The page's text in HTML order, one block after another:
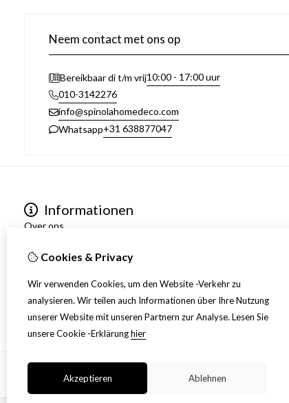
Neem contact met ons op
Bereikbaar di t/m vrij10:00 - 17:00 uur
010-3142276
info@spinolahomedeco.com
Whatsapp+31 638877047
Informationen
Over ons
Verzending
Retourneren
Cookies & Privacy
Wir verwenden Cookies, um den Website -Verkehr zu
analysieren. Wir teilen auch Informationen über Ihre Nutzung
unserer Website mit unseren Partnern zur Analyse. Lesen Sie
unsere Cookie -Erklärunghier
Akzeptieren Ablehnen